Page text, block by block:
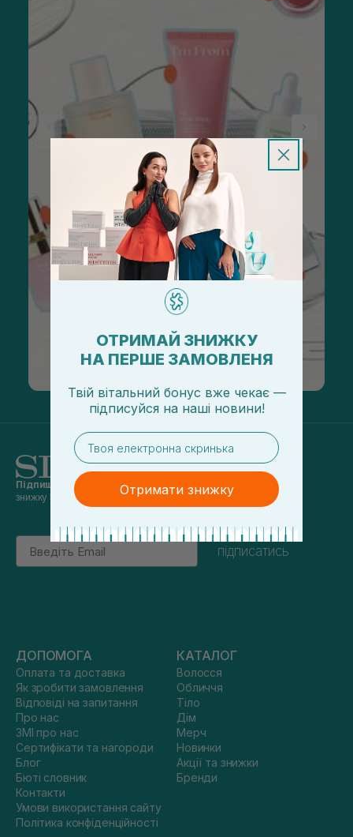
Підпишись на наші новинита отримуй
знижку 5% на перше замовлення
Email
підписатись
ДОПОМОГА
Оплата та доставка
Як зробити замовлення
Відповіді на запитання
Про нас
ЗМІ про нас
Сертифікати та нагороди
Блог
Бюті словник
Контакти
Умови використання сайту
Політика конфіденційності
КАТАЛОГ
Волосся
Обличчя
Тіло
Дім
Мерч
Новинки
Акції та знижки
Бренди
ОТРИМАЙ ЗНИЖКУ
НА ПЕРШЕ ЗАМОВЛЕНЯ
Твій вітальний бонус вже чекає —
підписуйся на наші новини!
email
Отримати знижку